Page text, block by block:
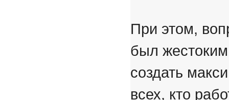
При этом,
был
создать
всех, кто